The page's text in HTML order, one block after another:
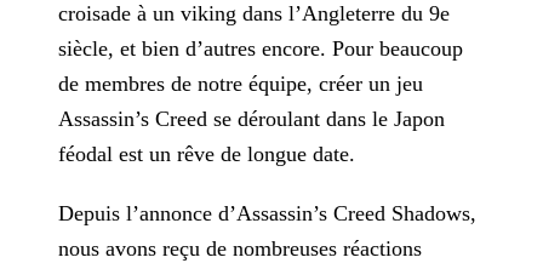
croisade à un viking dans l’Angleterre du 9e
siècle, et bien d’autres encore. Pour beaucoup
de membres de notre équipe, créer un jeu
Assassin’s Creed se déroulant dans le Japon
féodal est un rêve de longue date.
Depuis l’annonce d’Assassin’s Creed Shadows,
nous avons reçu de nombreuses réactions